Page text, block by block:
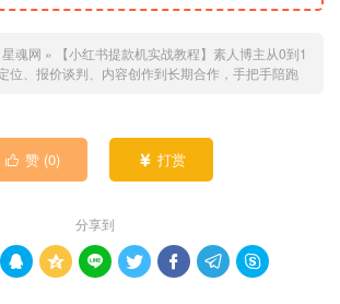
星魂网 »
【小红书提款机实战教程】素人博主从0到1
位、报价谈判、内容创作到长期合作，手把手陪跑
 赞 (0)  打赏
分享到
      